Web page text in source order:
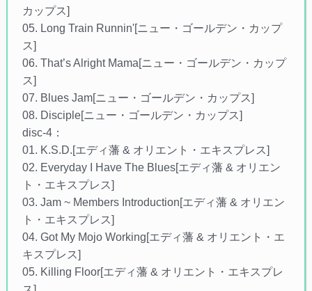
カップス]
05. Long Train Runnin'[ニュー・ゴールデン・カップ
ス]
06. That’s Alright Mama[ニュー・ゴールデン・カップ
ス]
07. Blues Jam[ニュー・ゴールデン・カップス]
08. Disciple[ニュー・ゴールデン・カップス]
disc-4：
01. K.S.D.[エディ藩 & オリエント・エキスプレス]
02. Everyday I Have The Blues[エディ藩 & オリエン
ト・エキスプレス]
03. Jam ~ Members Introduction[エディ藩 & オリエン
ト・エキスプレス]
04. Got My Mojo Working[エディ藩 & オリエント・エ
キスプレス]
05. Killing Floor[エディ藩 & オリエント・エキスプレ